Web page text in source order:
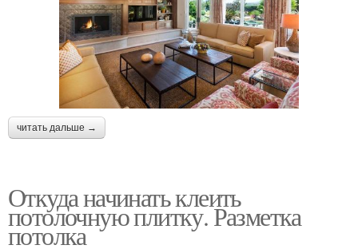
читать дальше →
Откуда начинать клеить
потолочную плитку. Разметка
потолка